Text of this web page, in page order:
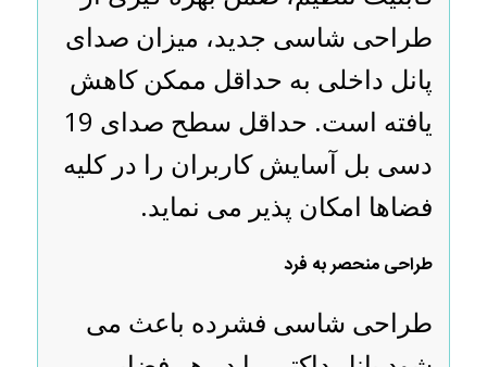
طراحی شاسی جدید، میزان صدای
پانل داخلی به حداقل ممکن کاهش
یافته است. حداقل سطح صدای 19
دسی بل آسایش کاربران را در کلیه
فضاها امکان پذیر می نماید.
طراحی منحصر به فرد
طراحی شاسی فشرده باعث می